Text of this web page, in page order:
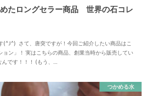
たロングセラー商品 世界の石コレ
(^J^) さて、唐突ですが！今回ご紹介したい商品はこ
ョン」！ 実はこちらの商品、創業当時から販売してい
です！！！ (もう、…
つかめる水